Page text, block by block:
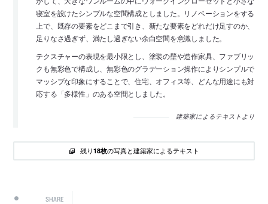
寝室を設けたシンプルな空間構成としました。リノベーションをする
上で、既存の要素をどこまで引き、新たな要素をどれだけ足すのか、
足りなさ過ぎず、満たし過ぎない余白空間を意識しました。
テクスチャーの表現を最小限とし、塗装の壁や造作家具、ファブリッ
クも無彩色で構成し、無彩色のグラデーション操作によりシンプルで
マッシブな印象にすることで、住宅、オフィス等、どんな用途にも対
応する「多様性」のある空間としました。
建築家によるテキストより
残り18枚の写真と建築家によるテキスト
SHARE